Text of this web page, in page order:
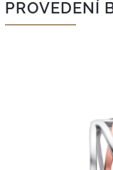
PROVEDENÍ